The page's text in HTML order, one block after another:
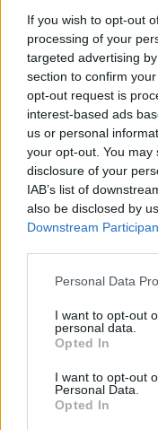
If you wish to opt-out
processing of your
targeted advertising
section to confirm
opt-out request is
interest-based ads
us or personal
your opt-out. You
disclosure of your
IAB’s list of
also be disclosed by
Downstream
Please note that this
not limited to your
grant or deny
use your data for
consent section.
Personal Data
I want to opt-out
personal data.
Opted In
I want to opt-out
Personal Data.
Opted In